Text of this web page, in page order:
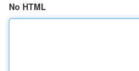
No HTML